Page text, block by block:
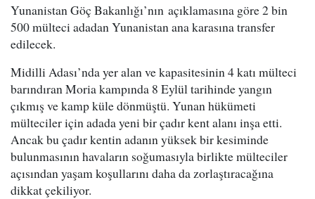
Yunanistan Göç Bakanlığı’nın açıklamasına göre 2 bin
500 mülteci adadan Yunanistan ana karasına transfer
edilecek.
Midilli Adası’nda yer alan ve kapasitesinin 4 katı mülteci
barındıran Moria kampında 8 Eylül tarihinde yangın
çıkmış ve kamp küle dönmüştü. Yunan hükümeti
mülteciler için adada yeni bir çadır kent alanı inşa etti.
Ancak bu çadır kentin adanın yüksek bir kesiminde
bulunmasının havaların soğumasıyla birlikte mülteciler
açısından yaşam koşullarını daha da zorlaştıracağına
dikkat çekiliyor.